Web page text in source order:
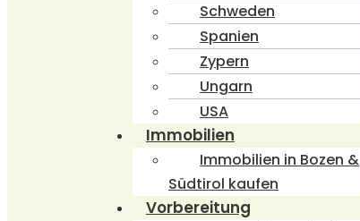
Schweden
Spanien
Zypern
Ungarn
USA
Immobilien
Immobilien in Bozen &
Südtirol kaufen
Vorbereitung